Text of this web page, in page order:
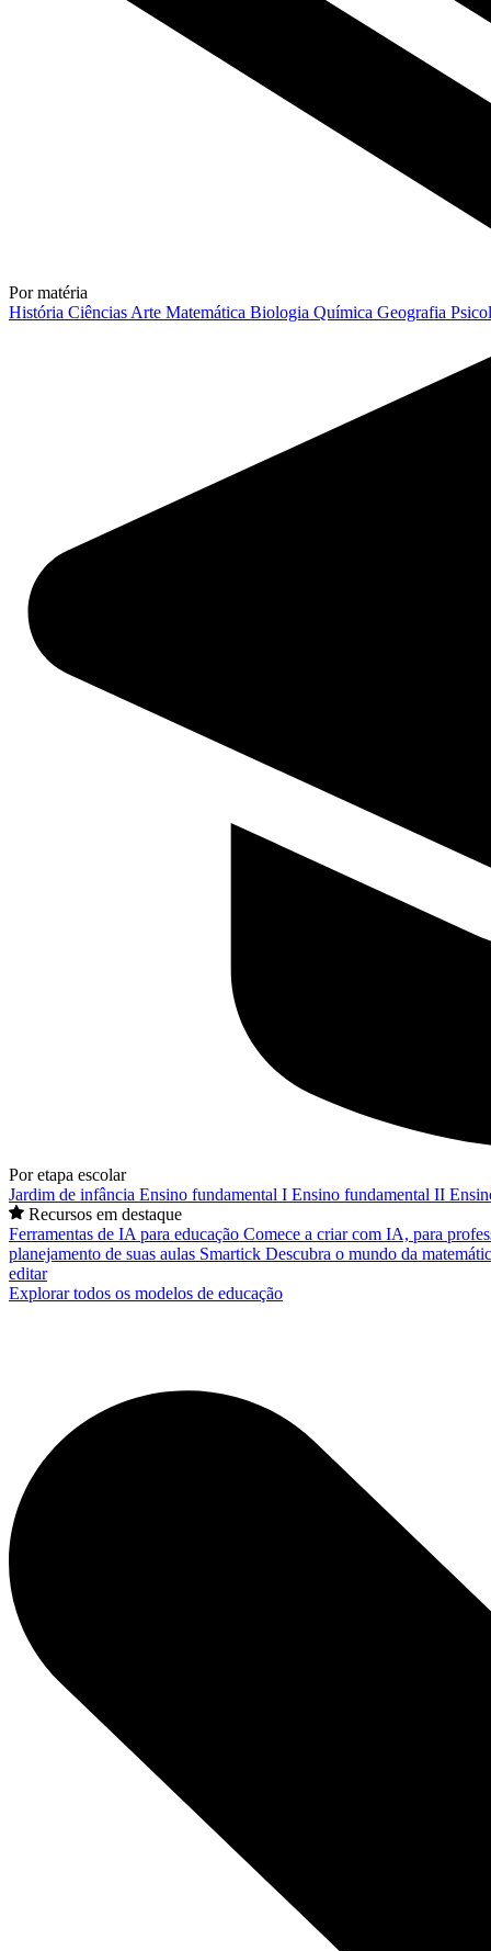
Por matéria
História Ciências Arte Matemática Biologia Química Geografia
Por etapa escolar
Jardim de infância Ensino fundamental I Ensino fundamental II
Recursos em destaque
Ferramentas de IA para educação Comece a criar com IA, para
planejamento de suas aulas Smartick Descubra o mundo da
editar
Explorar todos os modelos de educação